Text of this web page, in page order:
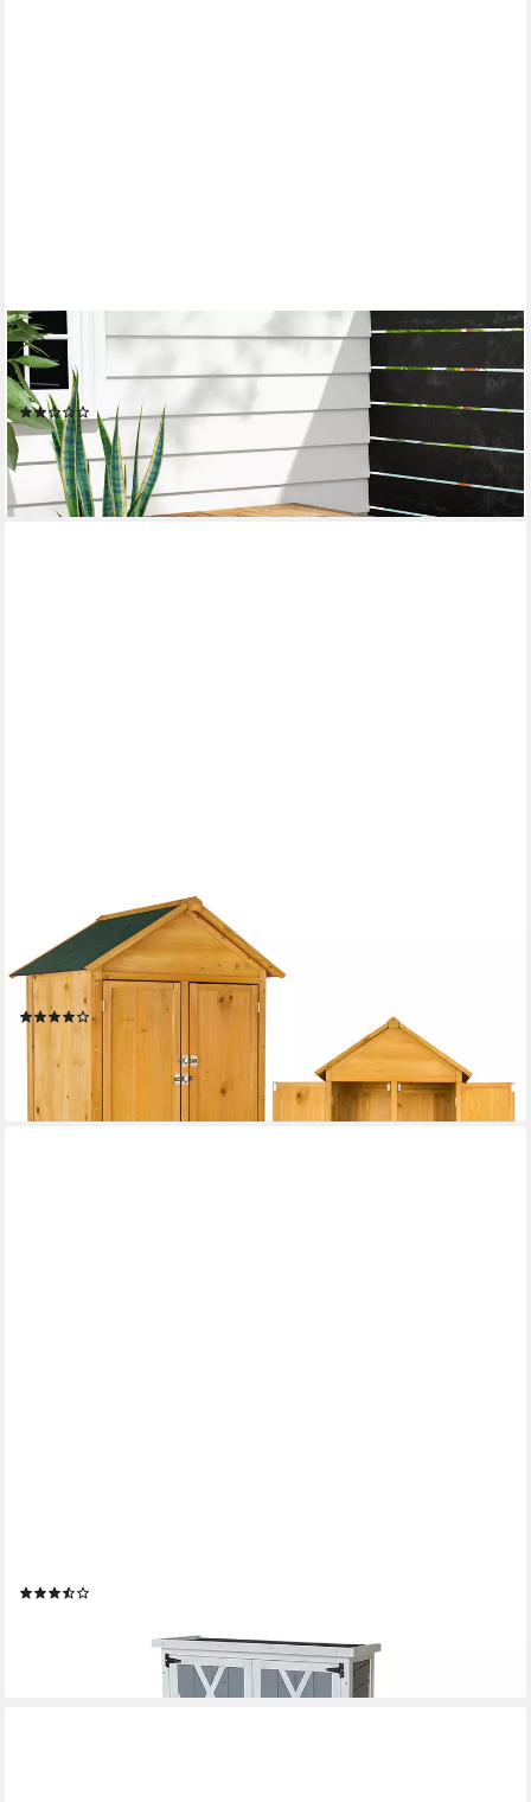
OUTSUNNY
Geräteschrank Holz, Geräteschuppen mit Doppeltür, 77 x 55 x
72 cm Braun (Kissenbox, 1-St., Gartenbox) für Garten, Balkon, n
(2)
94,99 € UVP165,90 €
-43%
lieferbar - in 2-3 Werktagen bei dir
Geräteschrank Gartenschrank, Maße: 80,5 x 60 x 213,5 cm,
Dachpappe aus Bitumen (Terrassenschrank Kadi, 1-St., in braun)
Aus imprägniertem Nadelholz, zwei Regalböden, zwei Stahlriegel
(1)
199,99 €
lieferbar - in 2-3 Werktagen bei dir
lieferbar - in 5-6 Werktagen bei dir